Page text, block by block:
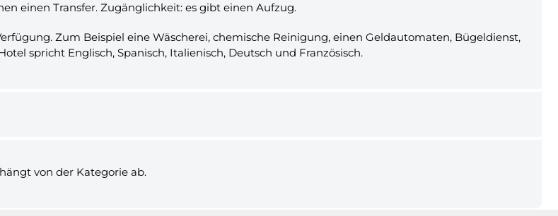
einen Transfer. Zugänglichkeit: es gibt einen Aufzug.
Zum Beispiel eine Wäscherei, chemische Reinigung, einen Geldautomaten, Bügeldienst,
spricht Englisch, Spanisch, Italienisch, Deutsch und Französisch.
von der Kategorie ab.